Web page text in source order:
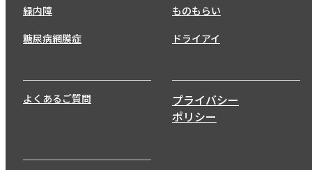
緑内障
糖尿病網膜症
ものもらい
ドライアイ
よくあるご質問
プライバシー
ポリシー